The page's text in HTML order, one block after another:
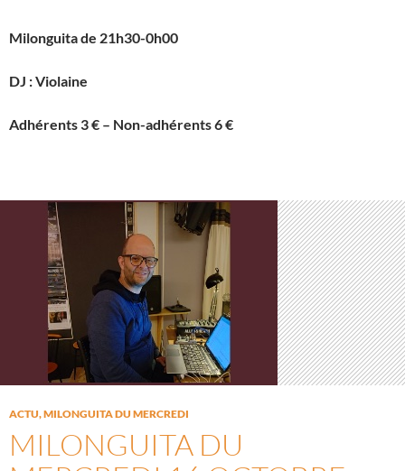
Milonguita de 21h30-0h00
DJ : Violaine
Adhérents 3 € – Non-adhérents 6 €
ACTU,MILONGUITA DU MERCREDI
MILONGUITA DU